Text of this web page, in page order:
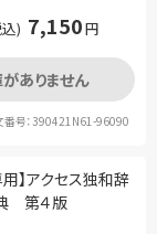
) 7,150円
ありません
番号：390421N61-96090